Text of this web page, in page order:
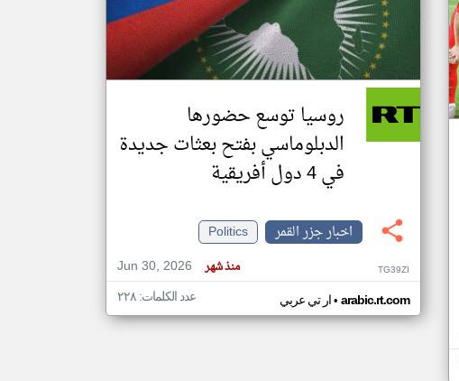
تغيير الدولة
اخبار جزر القمر على مدار الساعة
أهم اخبار جزر القمر العاجلة والمباشرة
روسيا توسع حضورها
الدبلوماسي بفتح بعثات جديدة
في 4 دول أفريقية
اخبار جزر القمر
Politics
Jun 30, 2026
منذ شهر TG39ZI
ار تي عربي• arabic.rt.com عدد الكلمات: ٢٢٨
klyoum.com